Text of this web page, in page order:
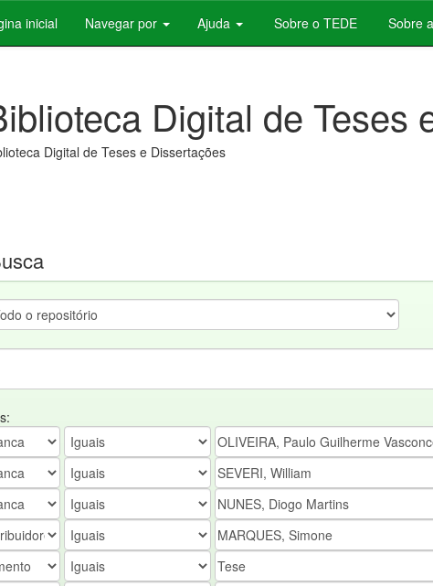
inicial Navegar por Ajuda Sobre o TEDE Sobre
Digital de Teses
Digital de Teses e Dissertações